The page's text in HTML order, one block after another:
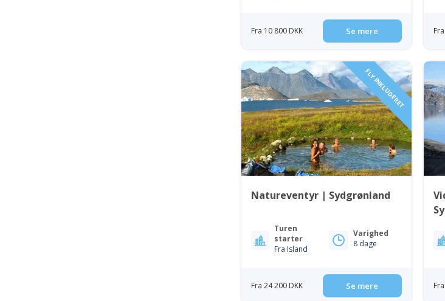
Fra 10 800 DKK Se mere
FLY INKLUDERET
Natureventyr | Sydgrønland
Turen
starter
Fra Island
Varighed
8 dage
Fra 24 200 DKK Se mere